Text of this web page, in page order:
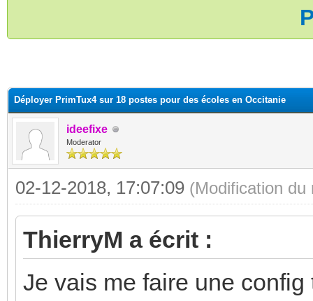
Déployer PrimTux4 sur 18 postes pour des écoles en Occitanie
ideefixe
Moderator
02-12-2018, 17:07:09 (Modification
ThierryM a écrit :
Je vais me faire une